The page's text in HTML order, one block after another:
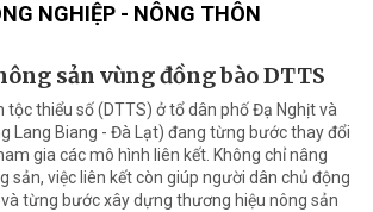
NGHIỆP - NÔNG THÔN
sản vùng đồng bào DTTS
tộc thiểu số (DTTS) ở tổ dân phố Đạ Nghịt và
Lang Biang - Đà Lạt) đang từng bước thay đổi
gia các mô hình liên kết. Không chỉ nâng
sản, việc liên kết còn giúp người dân chủ động
từng bước xây dựng thương hiệu nông sản